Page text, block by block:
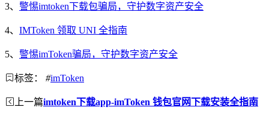
3、 警惕imtoken下载包骗局，守护数字资产安全
4、 IMToken 领取 UNI 全指南
5、 警惕imToken骗局，守护数字资产安全
标签： #imToken
上一篇imtoken下载app-imToken 钱包官网下载安装全指南